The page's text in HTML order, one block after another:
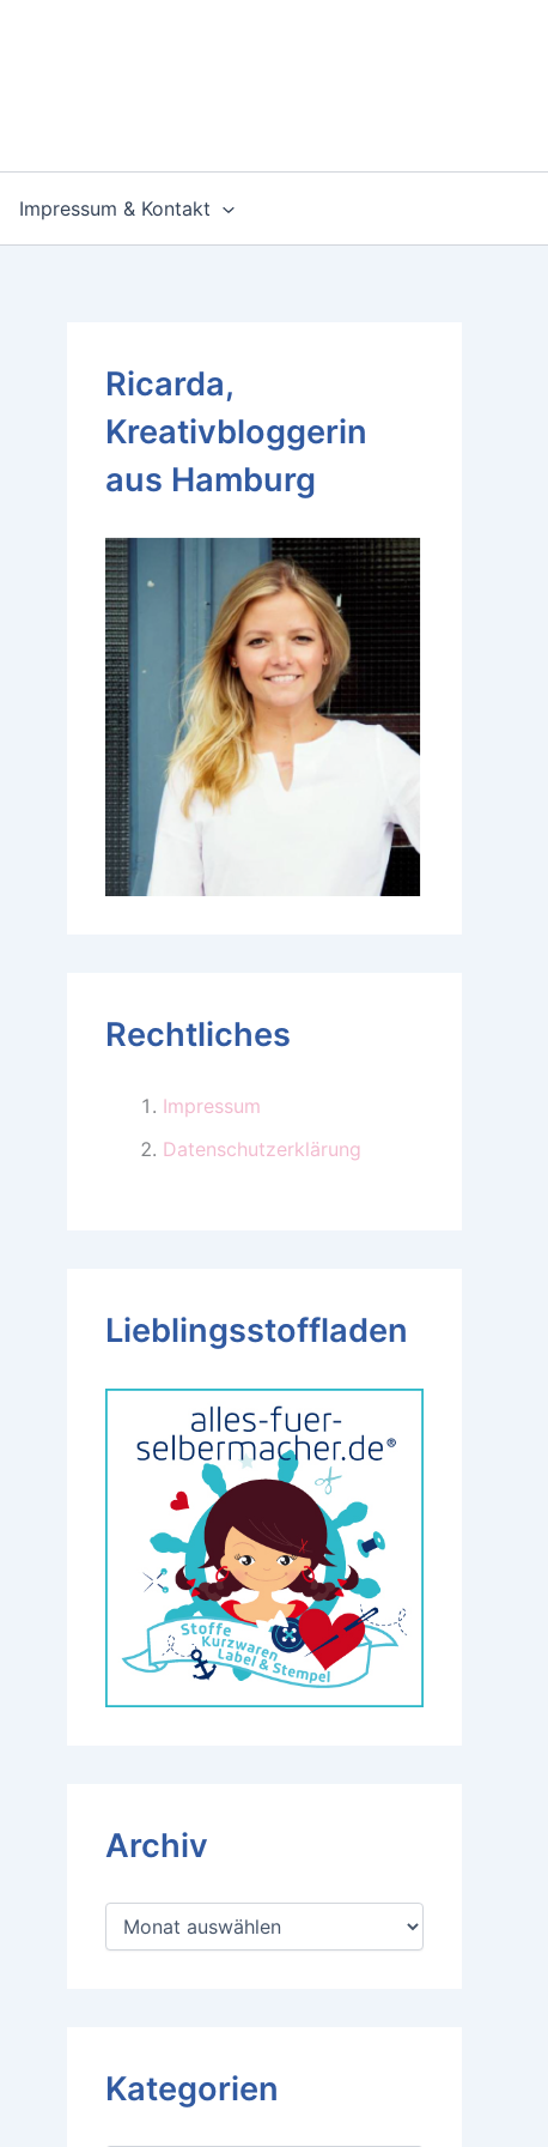
Impressum & Kontakt
Ricarda,
Kreativbloggerin
aus Hamburg
Rechtliches
Impressum
Datenschutzerklärung
Lieblingsstoffladen
Archiv
A
Kategorien